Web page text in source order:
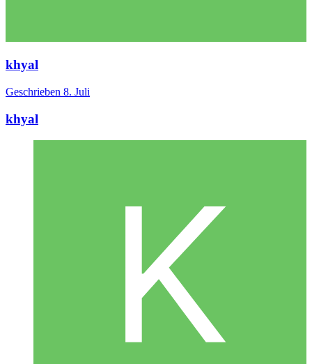
khyal
Geschrieben 8. Juli
khyal